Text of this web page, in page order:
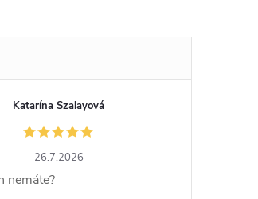
Katarína Szalayová
26.7.2026
nemáte?